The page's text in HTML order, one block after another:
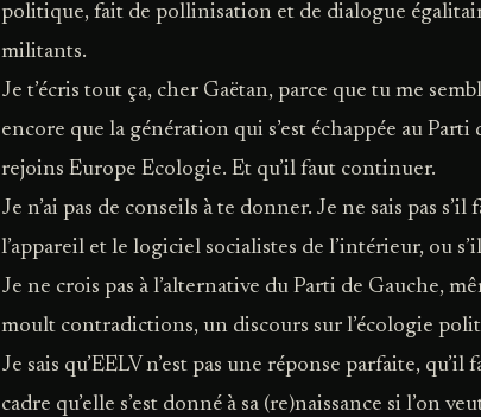
politique, fait de pollinisation et de dialogue
militants.
Je t’écris tout ça, cher Gaëtan, parce que tu me
encore que la génération qui s’est échappée au
rejoins Europe Ecologie. Et qu’il faut continuer.
Je n’ai pas de conseils à te donner. Je ne sais pas
l’appareil et le logiciel socialistes de l’intérieur, ou
Je ne crois pas à l’alternative du Parti de Gauche,
moult contradictions, un discours sur l’écologie
Je sais qu’EELV n’est pas une réponse parfaite,
cadre qu’elle s’est donné à sa (re)naissance si l’on